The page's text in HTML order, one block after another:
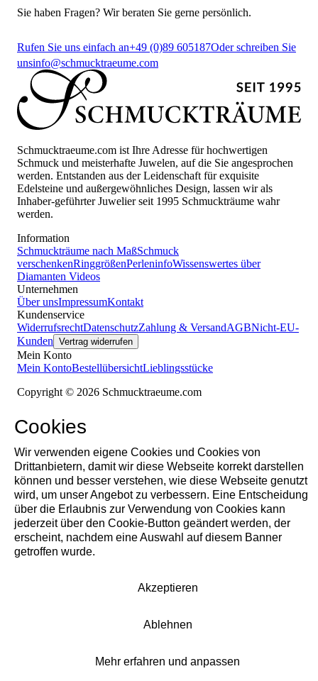
Sie haben Fragen? Wir beraten Sie gerne persönlich.
Rufen Sie uns einfach an+49 (0)89 605187Oder schreiben Sie
unsinfo@schmucktraeume.com
Schmucktraeume.com ist Ihre Adresse für hochwertigen
Schmuck und meisterhafte Juwelen, auf die Sie angesprochen
werden. Entstanden aus der Leidenschaft für exquisite
Edelsteine und außergewöhnliches Design, lassen wir als
Inhaber-geführter Juwelier seit 1995 Schmuckträume wahr
werden.
Information
Schmuckträume nach MaßSchmuck
verschenkenRinggrößenPerleninfoWissenswertes über
Diamanten Videos
Unternehmen
Über unsImpressumKontakt
Kundenservice
WiderrufsrechtDatenschutzZahlung & VersandAGBNicht-EU-
Kunden Vertrag widerrufen
Mein Konto
Mein KontoBestellübersichtLieblingsstücke
Copyright © 2026 Schmucktraeume.com
Cookies
Wir verwenden eigene Cookies und Cookies von
Drittanbietern, damit wir diese Webseite korrekt darstellen
können und besser verstehen, wie diese Webseite genutzt
wird, um unser Angebot zu verbessern. Eine Entscheidung
über die Erlaubnis zur Verwendung von Cookies kann
jederzeit über den Cookie-Button geändert werden, der
erscheint, nachdem eine Auswahl auf diesem Banner
getroffen wurde.
Akzeptieren
Ablehnen
Mehr erfahren und anpassen